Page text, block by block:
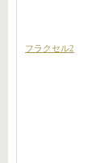
フラクセル2